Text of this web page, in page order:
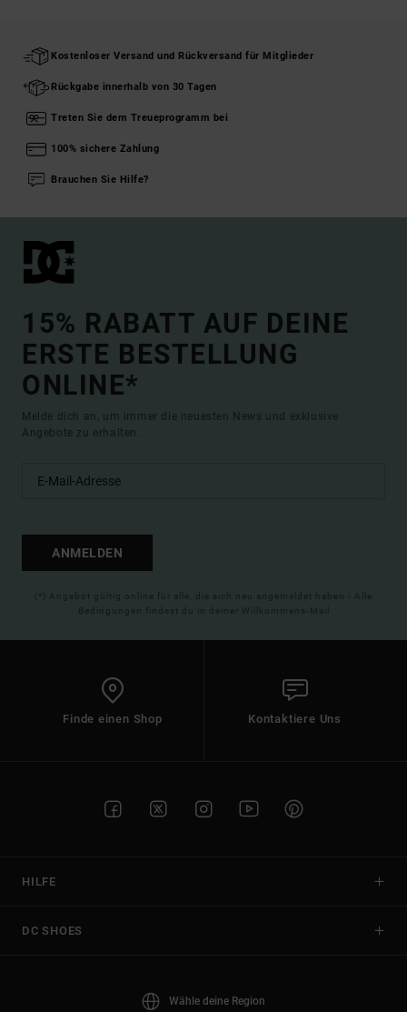
Kostenloser Versand und Rückversand für Mitglieder
Rückgabe innerhalb von 30 Tagen
Treten Sie dem Treueprogramm bei
100% sichere Zahlung
Brauchen Sie Hilfe?
15% RABATT AUF DEINE
ERSTE BESTELLUNG
ONLINE*
Melde dich an, um immer die neuesten News und exklusive
Angebote zu erhalten.
ANMELDEN
(*) Angebot gültig online für alle, die sich neu angemeldet haben - Alle
Bedingungen findest du in deiner Willkommens-Mail
Finde einen Shop Kontaktiere Uns
HILFE
DC SHOES
Wähle deine Region